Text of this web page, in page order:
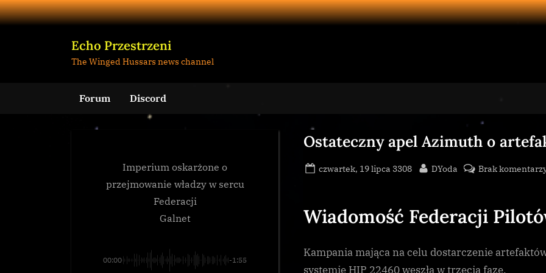
Skip
to
Echo Przestrzeni
The Winged Hussars news channel
Forum Discord
Ostateczny apel Azimuth o
Posted
czwartek, 19 lipca 3308 By
DYoda Brak
Wiadomość Federacji
Kampania mająca na celu dostarczenie
systemie HIP 22460 weszła w trzecią fazę.
Imperium oskarżone o
przejmowanie władzy w sercu
Federacji
Galnet
00:00 -1:55